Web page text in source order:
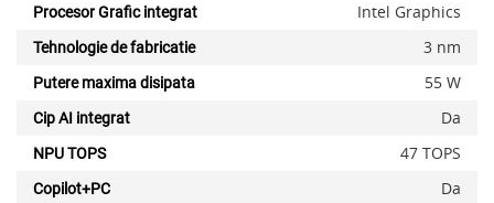
Procesor Grafic integrat Intel Graphics
Tehnologie de fabricatie 3 nm
Putere maxima disipata 55 W
Cip AI integrat Da
NPU TOPS 47 TOPS
Copilot+PC Da